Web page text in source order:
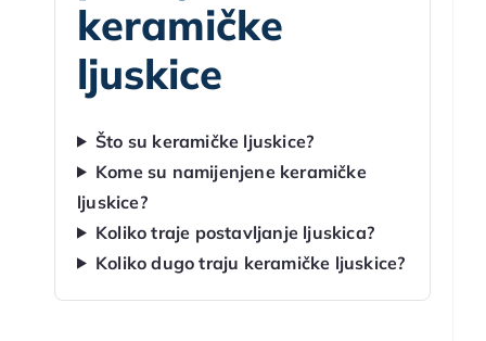
keramičke
ljuskice
Što su keramičke ljuskice?
Kome su namijenjene keramičke
ljuskice?
Koliko traje postavljanje ljuskica?
Koliko dugo traju keramičke ljuskice?